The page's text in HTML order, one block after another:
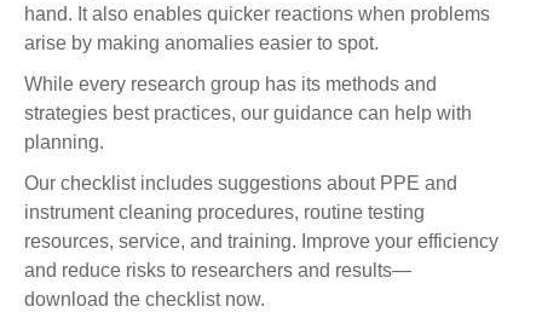
hand. It also enables quicker reactions when problems
arise by making anomalies easier to spot.
While every research group has its methods and
strategies best practices, our guidance can help with
planning.
Our checklist includes suggestions about PPE and
instrument cleaning procedures, routine testing
resources, service, and training. Improve your efficiency
and reduce risks to researchers and results—
download the checklist now.